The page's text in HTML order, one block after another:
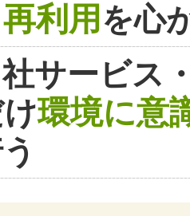
再利用を心
社サービス
環境に意